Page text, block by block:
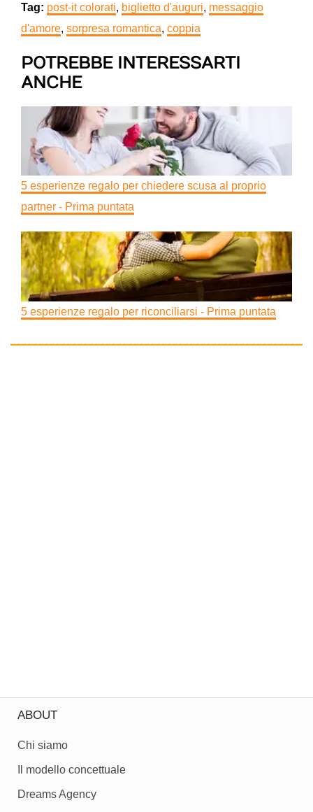
Tag: post-it colorati, biglietto d'auguri, messaggio
d'amore, sorpresa romantica, coppia
POTREBBE INTERESSARTI
ANCHE
5 esperienze regalo per chiedere scusa al proprio
partner - Prima puntata
5 esperienze regalo per riconciliarsi - Prima puntata
ABOUT
Chi siamo
Il modello concettuale
Dreams Agency